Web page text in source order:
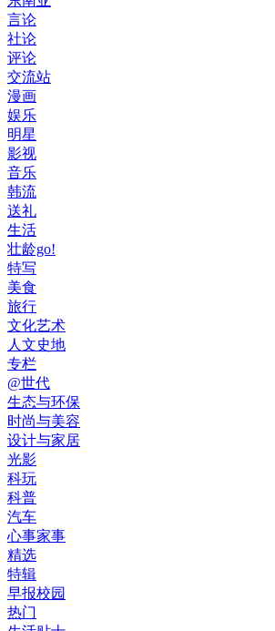
言论
社论
评论
交流站
漫画
娱乐
明星
影视
音乐
韩流
送礼
生活
壮龄go!
特写
美食
旅行
文化艺术
人文史地
专栏
@世代
生态与环保
时尚与美容
设计与家居
光影
科玩
科普
汽车
心事家事
精选
特辑
早报校园
热门